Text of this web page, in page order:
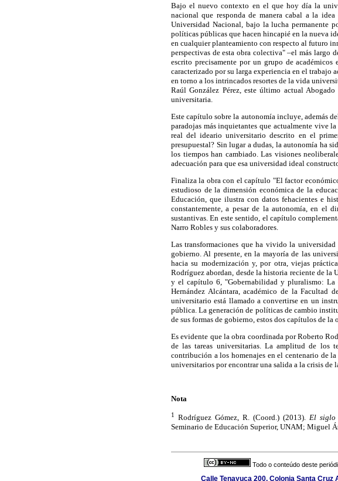
Bajo el nuevo contexto en el que hoy día la
nacional que responda de manera cabal a la
Universidad Nacional, bajo la lucha permanente
políticas públicas que hacen hincapié en la nueva
en cualquier planteamiento con respecto al futuro
perspectivas de esta obra colectiva" –el más largo
escrito precisamente por un grupo de
caracterizado por su larga experiencia en el
en torno a los intrincados resortes de la vida
Raúl González Pérez, este último actual
universitaria.
Este capítulo sobre la autonomía incluye, además
paradojas más inquietantes que actualmente vive
real del ideario universitario descrito en el
presupuestal? Sin lugar a dudas, la autonomía ha
los tiempos han cambiado. Las visiones
adecuación para que esa universidad ideal
Finaliza la obra con el capítulo "El factor
estudioso de la dimensión económica de la
Educación, que ilustra con datos fehacientes e
constantemente, a pesar de la autonomía, en el
sustantivas. En este sentido, el capítulo
Narro Robles y sus colaboradores.
Las transformaciones que ha vivido la
gobierno. Al presente, en la mayoría de las
hacia su modernización y, por otra, viejas
Rodríguez abordan, desde la historia reciente de
y el capítulo 6, "Gobernabilidad y pluralismo:
Hernández Alcántara, académico de la
universitario está llamado a convertirse en un
pública. La generación de políticas de cambio
de sus formas de gobierno, estos dos capítulos de
Es evidente que la obra coordinada por Roberto
de las tareas universitarias. La amplitud de los
contribución a los homenajes en el centenario de
universitarios por encontrar una salida a la crisis de
Nota
1 Rodríguez Gómez, R. (Coord.) (2013).El
Seminario de Educación Superior, UNAM; Miguel
Todo o conteúdo deste
Calle Tenayuca 200, Colonia Santa Cruz